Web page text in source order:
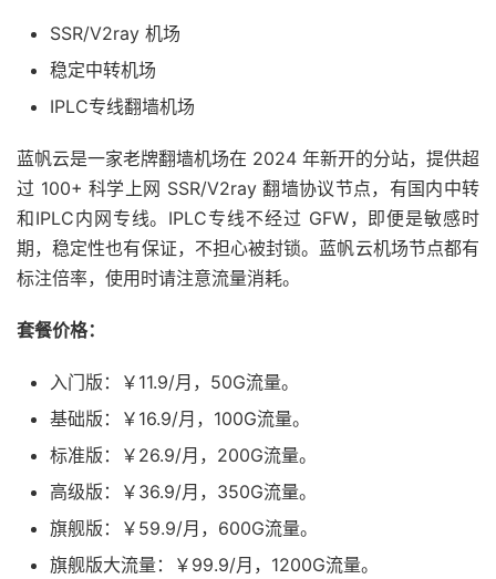
SSR/V2ray 机场
稳定中转机场
IPLC专线翻墙机场
蓝帆云是一家老牌翻墙机场在 2024 年新开的分站，提供超
过 100+ 科学上网 SSR/V2ray 翻墙协议节点，有国内中转
和IPLC内网专线。IPLC专线不经过 GFW，即便是敏感时
期，稳定性也有保证，不担心被封锁。蓝帆云机场节点都有
标注倍率，使用时请注意流量消耗。
套餐价格：
入门版：￥11.9/月，50G流量。
基础版：￥16.9/月，100G流量。
标准版：￥26.9/月，200G流量。
高级版：￥36.9/月，350G流量。
旗舰版：￥59.9/月，600G流量。
旗舰版大流量：￥99.9/月，1200G流量。